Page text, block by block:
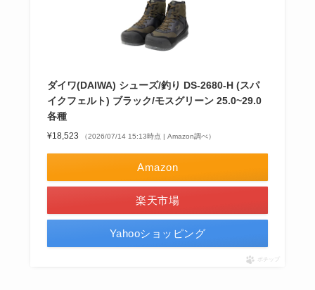
ダイワ(DAIWA) シューズ/釣り DS-2680-H (スパ
イクフェルト) ブラック/モスグリーン 25.0~29.0
各種
¥18,523 （2026/07/14 15:13時点 | Amazon調べ）
Amazon
楽天市場
Yahooショッピング
ポチップ